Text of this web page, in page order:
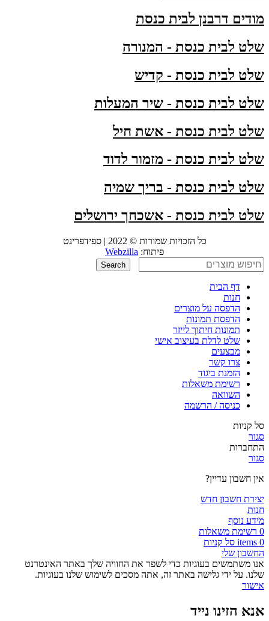
מודים דרבנן לבית כנסת
שלט לבית כנסת - המנורה
שלט לבית כנסת - קדיש
שלט לבית כנסת - שיר המעלות
שלט לבית כנסת - אשת חיל
שלט לבית כנסת - מזמור לדוד
שלט לבית כנסת - בריך שמיה
שלט לבית כנסת - אשכחך ירושלים
כל הזכויות שמורות © 2022 | ספידפרינט
פיתוח: Webzilla
Search
דף הבית
חנות
הדפסה על מוצרים
הדפסת תמונות
תמונות חיתוך לייזר
שלט לדלת בעיצוב אישי
מבצעים
צרו קשר
הזמנת ביגוד
רשימת משאלות
השוואה
כניסה / הרשמה
סל קניות
סגור
התחברות
סגור
אין חשבון עדיין?
יצירת חשבון חדש
חנות
מידע נוסף
0 רשימת משאלות
0
items סל קניות
החשבון שלי
אנו משתמשים בעוגיות כדי לשפר את החוויה שלך באתר האינטרנט
שלנו. על ידי גלישה באתר זה, אתה מסכים לשימוש שלנו בעוגיות.
אישור
אנא הזינו נייד